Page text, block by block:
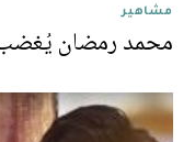
مشاهير
محمد رمضان